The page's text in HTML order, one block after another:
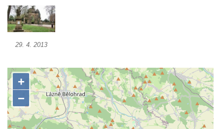
Socha svatého Antonína poustevníka v
Mirošovicích
Socha vodníka u požární nádrže v
Socha býka před areálem firmy 2JCP v
Račicích
Povodňový sloup II. v Dobříni
Povodňový sloup I. v Dobříni
29. 4. 2013